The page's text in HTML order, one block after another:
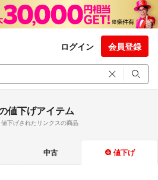
ログイン 会員登録
値下げアイテム
下げされたリンクスの商品
中古 値下げ